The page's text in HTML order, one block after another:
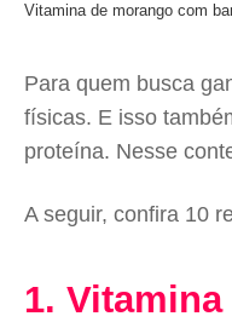
Vitamina de morango com
Para quem busca
físicas. E isso
proteína. Nesse
A seguir, confira 10
1.